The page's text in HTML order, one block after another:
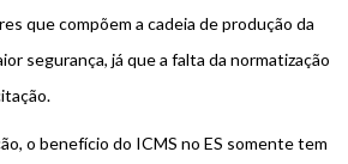
que compõem a cadeia de produção da
segurança, já que a falta da normatização
o benefício do ICMS no ES somente tem